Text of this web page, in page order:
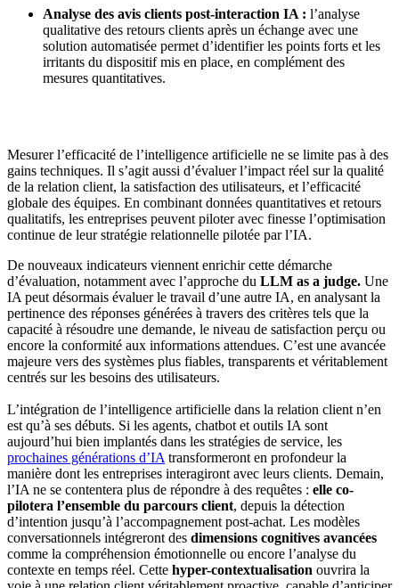
Analyse des avis clients post-interaction IA : l’analyse
qualitative des retours clients après un échange avec une
solution automatisée permet d’identifier les points forts et les
irritants du dispositif mis en place, en complément des
mesures quantitatives.
Mesurer l’efficacité de l’intelligence artificielle ne se limite pas à des
gains techniques. Il s’agit aussi d’évaluer l’impact réel sur la qualité
de la relation client, la satisfaction des utilisateurs, et l’efficacité
globale des équipes. En combinant données quantitatives et retours
qualitatifs, les entreprises peuvent piloter avec finesse l’optimisation
continue de leur stratégie relationnelle pilotée par l’IA.
De nouveaux indicateurs viennent enrichir cette démarche
d’évaluation, notamment avec l’approche du LLM as a judge. Une
IA peut désormais évaluer le travail d’une autre IA, en analysant la
pertinence des réponses générées à travers des critères tels que la
capacité à résoudre une demande, le niveau de satisfaction perçu ou
encore la conformité aux informations attendues. C’est une avancée
majeure vers des systèmes plus fiables, transparents et véritablement
centrés sur les besoins des utilisateurs.
L’intégration de l’intelligence artificielle dans la relation client n’en
est qu’à ses débuts. Si les agents, chatbot et outils IA sont
aujourd’hui bien implantés dans les stratégies de service, les
prochaines générations d’IA transformeront en profondeur la
manière dont les entreprises interagiront avec leurs clients. Demain,
l’IA ne se contentera plus de répondre à des requêtes : elle co-
pilotera l’ensemble du parcours client, depuis la détection
d’intention jusqu’à l’accompagnement post-achat. Les modèles
conversationnels intégreront des dimensions cognitives avancées
comme la compréhension émotionnelle ou encore l’analyse du
contexte en temps réel. Cette hyper-contextualisation ouvrira la